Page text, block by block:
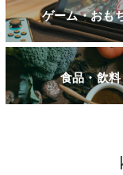
ゲーム・おも
食品・飲料